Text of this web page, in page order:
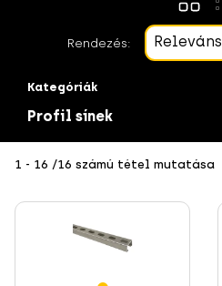
Rendezés: Releváns
Kategóriák
Profil sínek
1 - 16 /16 számú tétel mutatása